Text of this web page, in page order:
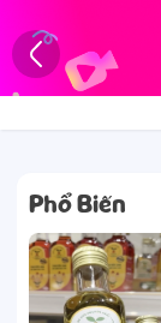
Phổ Biến